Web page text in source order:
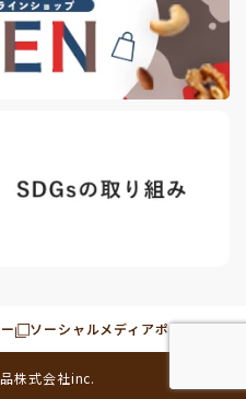
ソーシャルメディアポリシー
株式会社inc.